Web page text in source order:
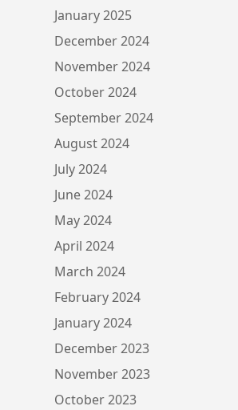
January 2025
December 2024
November 2024
October 2024
September 2024
August 2024
July 2024
June 2024
May 2024
April 2024
March 2024
February 2024
January 2024
December 2023
November 2023
October 2023